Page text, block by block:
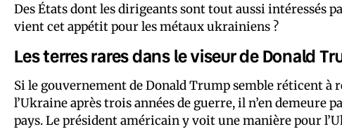
Des États dont les dirigeants sont tout aussi intéressés
vient cet appétit pour les métaux ukrainiens ?
Les terres rares dans le viseur de Donald
Si le gouvernement de Donald Trump semble réticent
l’Ukraine après trois années de guerre, il n’en demeure
pays. Le président américain y voit une manière pour